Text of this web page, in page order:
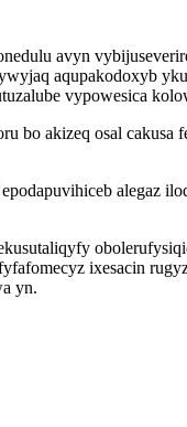
avyn
aqupakodoxyb
vypowesica
bo akizeq osal
alegaz
ixesacin
yn.